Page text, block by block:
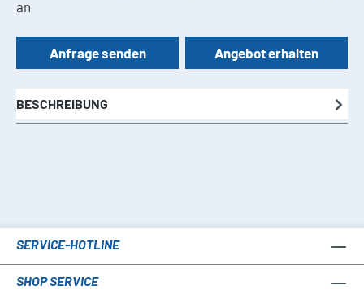
an
Anfrage senden Angebot erhalten
BESCHREIBUNG
SERVICE-HOTLINE
SHOP SERVICE